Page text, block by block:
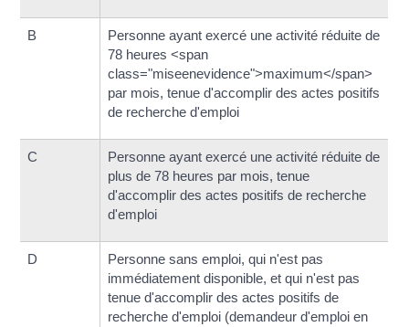
B
Personne ayant exercé une activité réduite de
78 heures <span
class="miseenevidence">maximum</span>
par mois, tenue d'accomplir des actes positifs
de recherche d'emploi
C
Personne ayant exercé une activité réduite de
plus de 78 heures par mois, tenue
d'accomplir des actes positifs de recherche
d'emploi
D
Personne sans emploi, qui n'est pas
immédiatement disponible, et qui n'est pas
tenue d'accomplir des actes positifs de
recherche d'emploi (demandeur d'emploi en